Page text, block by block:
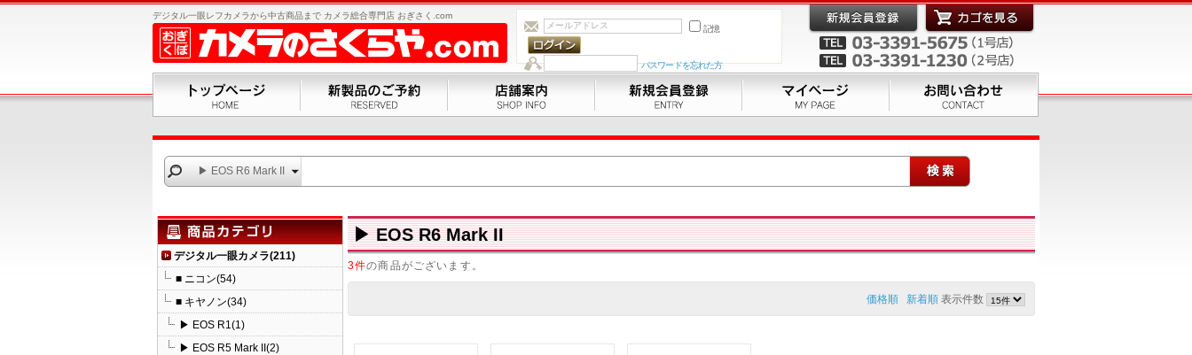
デジタル一眼レフカメラから中古商品まで カメラ総合専門店 おぎさく.com
記憶
パスワードを忘れた方
▶ EOS R6 Mark II
デジタル一眼カメラ(211)
■ ニコン(54)
■ キヤノン(34)
▶ EOS R1(1)
▶ EOS R5 Mark II(2)
▶ EOS R6 Mark II
3件の商品がございます。
価格順 新着順 表示件数